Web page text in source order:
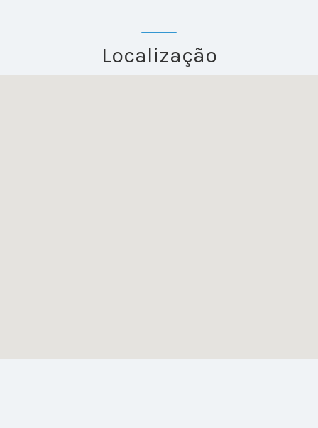
Localização